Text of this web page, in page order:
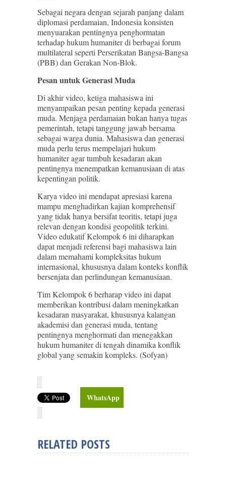
Sebagai negara dengan sejarah panjang dalam
diplomasi perdamaian, Indonesia konsisten
menyuarakan pentingnya penghormatan
terhadap hukum humaniter di berbagai forum
multilateral seperti Perserikatan Bangsa-Bangsa
(PBB) dan Gerakan Non-Blok.
Pesan untuk Generasi Muda
Di akhir video, ketiga mahasiswa ini
menyampaikan pesan penting kepada generasi
muda. Menjaga perdamaian bukan hanya tugas
pemerintah, tetapi tanggung jawab bersama
sebagai warga dunia. Mahasiswa dan generasi
muda perlu terus mempelajari hukum
humaniter agar tumbuh kesadaran akan
pentingnya menempatkan kemanusiaan di atas
kepentingan politik.
Karya video ini mendapat apresiasi karena
mampu menghadirkan kajian komprehensif
yang tidak hanya bersifat teoritis, tetapi juga
relevan dengan kondisi geopolitik terkini.
Video edukatif Kelompok 6 ini diharapkan
dapat menjadi referensi bagi mahasiswa lain
dalam memahami kompleksitas hukum
internasional, khususnya dalam konteks konflik
bersenjata dan perlindungan kemanusiaan.
Tim Kelompok 6 berharap video ini dapat
memberikan kontribusi dalam meningkatkan
kesadaran masyarakat, khususnya kalangan
akademisi dan generasi muda, tentang
pentingnya menghormati dan menegakkan
hukum humaniter di tengah dinamika konflik
global yang semakin kompleks. (Sofyan)
WhatsApp
RELATED POSTS